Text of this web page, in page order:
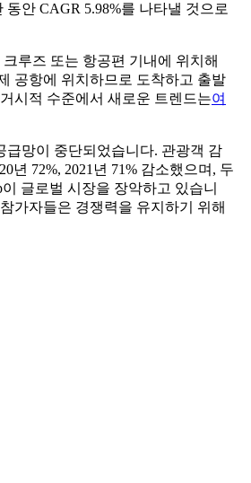
안 CAGR 5.98%를 나타낼 것으로
루즈 또는 항공편 기내에 위치해
공항에 위치하므로 도착하고 출발
시적 수준에서 새로운 트렌드는여
급망이 중단되었습니다. 관광객 감
72%, 2021년 71% 감소했으며, 두
이 글로벌 시장을 장악하고 있습니
가자들은 경쟁력을 유지하기 위해